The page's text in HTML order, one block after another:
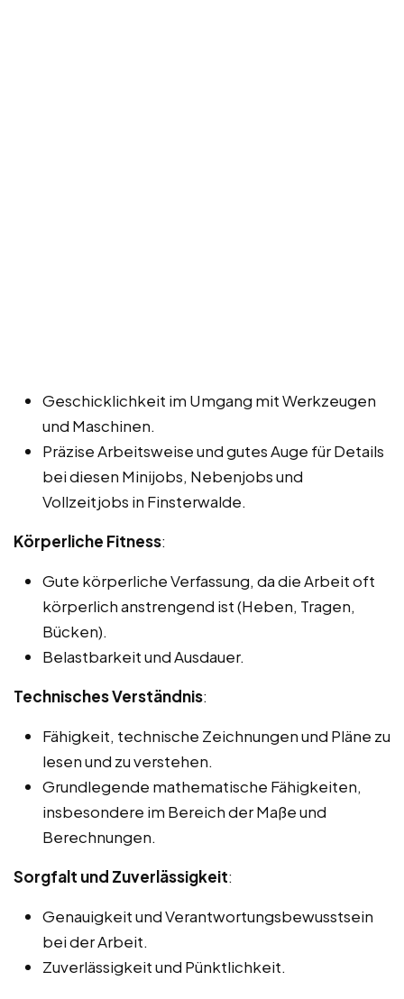
Geschicklichkeit im Umgang mit Werkzeugen
und Maschinen.
Präzise Arbeitsweise und gutes Auge für Details
bei diesen Minijobs, Nebenjobs und
Vollzeitjobs in Finsterwalde.
Körperliche Fitness:
Gute körperliche Verfassung, da die Arbeit oft
körperlich anstrengend ist (Heben, Tragen,
Bücken).
Belastbarkeit und Ausdauer.
Technisches Verständnis:
Fähigkeit, technische Zeichnungen und Pläne zu
lesen und zu verstehen.
Grundlegende mathematische Fähigkeiten,
insbesondere im Bereich der Maße und
Berechnungen.
Sorgfalt und Zuverlässigkeit:
Genauigkeit und Verantwortungsbewusstsein
bei der Arbeit.
Zuverlässigkeit und Pünktlichkeit.